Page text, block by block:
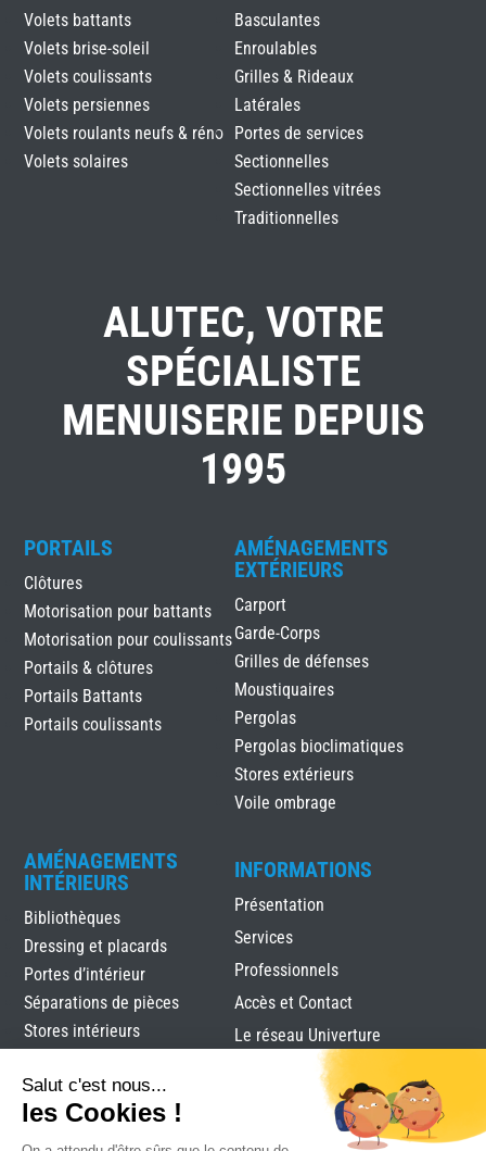
Volets battants
Volets brise-soleil
Volets coulissants
Volets persiennes
Volets roulants neufs & réno
Volets solaires
Basculantes
Enroulables
Grilles & Rideaux
Latérales
Portes de services
Sectionnelles
Sectionnelles vitrées
Traditionnelles
ALUTEC, VOTRE
SPÉCIALISTE
MENUISERIE DEPUIS
1995
PORTAILS
Clôtures
Motorisation pour battants
Motorisation pour coulissants
Portails & clôtures
Portails Battants
Portails coulissants
AMÉNAGEMENTS
EXTÉRIEURS
Carport
Garde-Corps
Grilles de défenses
Moustiquaires
Pergolas
Pergolas bioclimatiques
Stores extérieurs
Voile ombrage
AMÉNAGEMENTS
INTÉRIEURS
Bibliothèques
Dressing et placards
Portes d’intérieur
Séparations de pièces
Stores intérieurs
INFORMATIONS
Présentation
Services
Professionnels
Accès et Contact
Le réseau Univerture